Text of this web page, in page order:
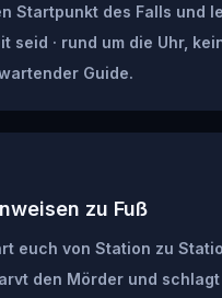
Startpunkt des Falls und
seid · rund um die Uhr,
Guide.
zu Fuß
euch von Station zu
den Mörder und